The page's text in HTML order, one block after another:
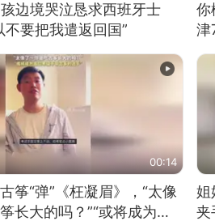
边境哭泣恳求西班牙士
不要把我遣返回国”
你
津
00:14
筝“弹”《枉凝眉》，“太像
长大的吗？”“或将成为首
姐
夹